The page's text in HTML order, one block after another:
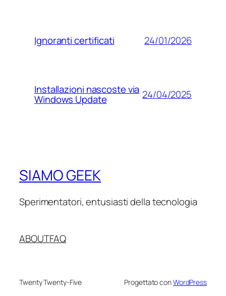
Ignoranti certificati 24/01/2026
Installazioni nascoste via
Windows Update 24/04/2025
SIAMO GEEK
Sperimentatori, entusiasti della tecnologia
ABOUTFAQ
Twenty Twenty-Five Progettato conWordPress